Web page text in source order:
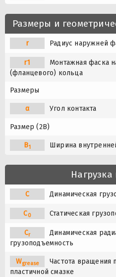
Размеры и
r Радиус наружней
r1
Монтажная фаска
(фланцевого) кольца
Размеры
α Угол контакта
Размер (2B)
B1 Ширина
Нагрузка
C Динамическая
C0 Статическая
Cr
Динамическая
грузоподъемность
Wgrease
Частота вращения
пластичной смазке